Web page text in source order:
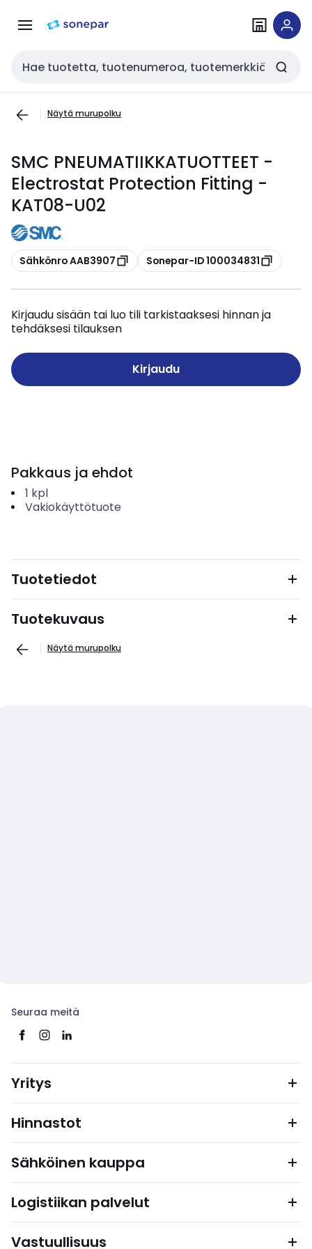
navigointiinsisältöön
Haku
Näytä murupolku
SMC PNEUMATIIKKATUOTTEET -
Electrostat Protection Fitting -
KAT08-U02
Kopioi
Sähkönro AAB3907 Kopioi
Sonepar-ID 100034831
Kirjaudu sisään tai luo tili tarkistaaksesi hinnan ja
tehdäksesi tilauksen
Kirjaudu
Pakkaus ja ehdot
1 kpl
Vakiokäyttötuote
Tuotetiedot
Tuotekuvaus
Näytä murupolku
Seuraa meitä
Yritys
Hinnastot
Sähköinen kauppa
Logistiikan palvelut
Vastuullisuus